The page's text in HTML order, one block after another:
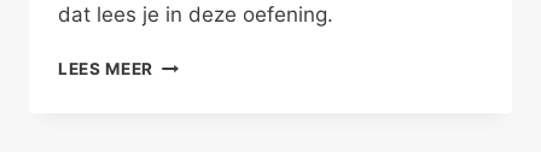
dat lees je in deze oefening.
LEES MEER SCHOONMOEDER